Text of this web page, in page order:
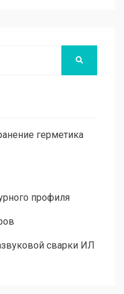
герметика
профиля
сварки ИЛ